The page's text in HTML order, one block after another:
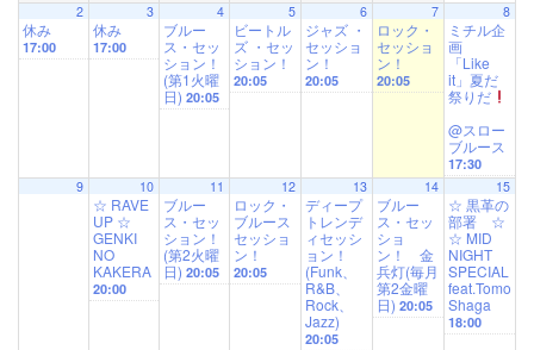
2
休み
17:00
3
休み
17:00
4
ブルー
ス・セッ
ション！
(第1火曜
日) 20:05
5
ビートル
ズ ・セッ
ション！
20:05
6
ジャズ ・
セッショ
ン！
20:05
7
ロック・
セッショ
ン！
20:05
8
ミチル企
画
「Like
it」夏だ
祭りだ
@スロー
ブルース
17:30
9
10
☆ RAVE
UP ☆
GENKI
NO
KAKERA
20:00
11
ブルー
ス・セッ
ション！
(第2火曜
日) 20:05
12
ロック・
ブルース
セッショ
ン！
20:05
13
ディープ
トレンデ
ィセッシ
ョン！
(Funk、
R&B、
Rock、
Jazz)
20:05
14
ブルー
ス・セッ
ショ
ン！ 金
兵灯(毎月
第2金曜
日) 20:05
15
☆ 黒革の
部署 ☆
☆ MID
NIGHT
SPECIAL
feat.Tomo
Shaga
18:00